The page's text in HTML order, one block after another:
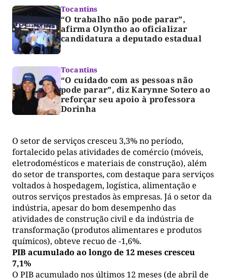
Tocantins
“O trabalho não pode parar”,
afirma Olyntho ao oficializar
candidatura a deputado estadual
Tocantins
“O cuidado com as pessoas não
pode parar”, diz Karynne Sotero ao
reforçar seu apoio à professora
Dorinha
O setor de serviços cresceu 3,3% no período,
fortalecido pelas atividades de comércio (móveis,
eletrodomésticos e materiais de construção), além
do setor de transportes, com destaque para serviços
voltados à hospedagem, logística, alimentação e
outros serviços prestados às empresas. Já o setor da
indústria, apesar do bom desempenho das
atividades de construção civil e da indústria de
transformação (produtos alimentares e produtos
químicos), obteve recuo de -1,6%.
PIB acumulado ao longo de 12 meses cresceu
7,1%
O PIB acumulado nos últimos 12 meses (de abril de